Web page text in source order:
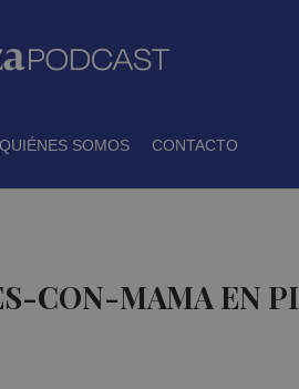
QUIÉNES SOMOS CONTACTO
CON-MAMA EN